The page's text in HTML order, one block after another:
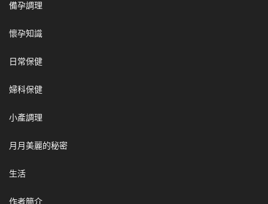
備孕調理
懷孕知識
日常保健
婦科保健
小產調理
月月美麗的秘密
生活
作者簡介